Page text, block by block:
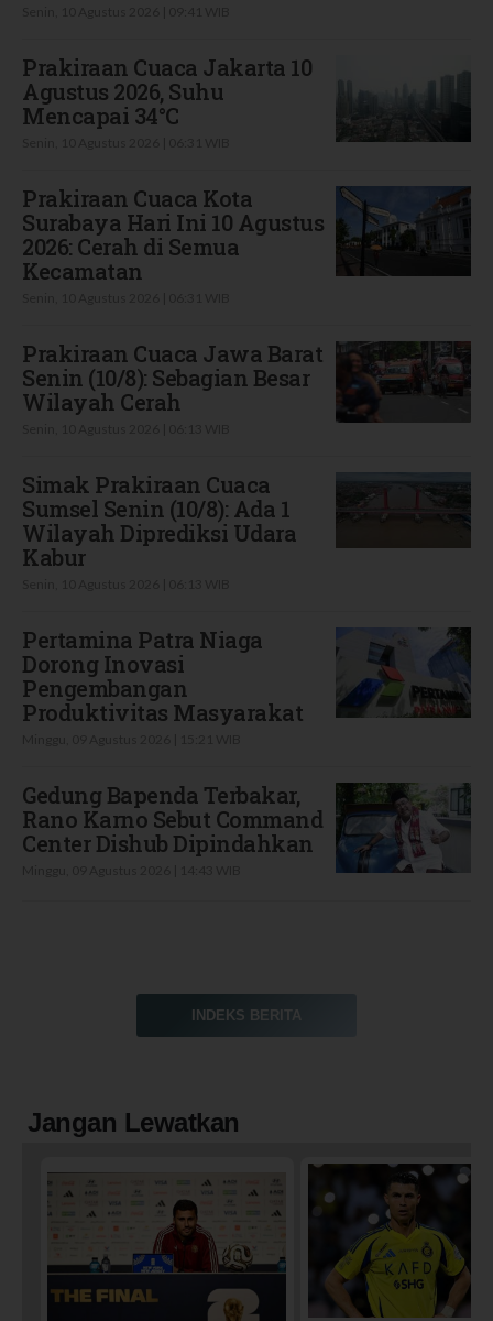
Prakiraan Cuaca Jakarta 10
Agustus 2026, Suhu
Mencapai 34°C
Prakiraan Cuaca Kota
Surabaya Hari Ini 10 Agustus
2026: Cerah di Semua
Kecamatan
Prakiraan Cuaca Jawa Barat
Senin (10/8): Sebagian Besar
Wilayah Cerah
Simak Prakiraan Cuaca
Sumsel Senin (10/8): Ada 1
Wilayah Diprediksi Udara
Kabur
Pertamina Patra Niaga
Dorong Inovasi
Pengembangan
Produktivitas Masyarakat
Gedung Bapenda Terbakar,
Rano Karno Sebut Command
Center Dishub Dipindahkan
INDEKS BERITA
Jangan Lewatkan